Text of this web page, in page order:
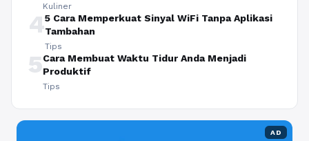
Kuliner
45 Cara Memperkuat Sinyal WiFi Tanpa Aplikasi
Tambahan
Tips
5Cara Membuat Waktu Tidur Anda Menjadi
Produktif
Tips
AD